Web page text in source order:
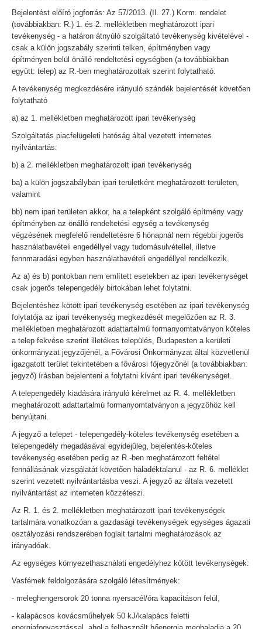
Bejelentést előíró jogforrás: Az 57/2013. (II. 27.) Korm. rendelet
(továbbiakban: R.) 1. és 2. mellékletben meghatározott ipari
tevékenység - a határon átnyúló szolgáltató tevékenység kivételével -
csak a külön jogszabály szerinti telken, építményben vagy
építményen belül önálló rendeltetési egységben (a továbbiakban
együtt: telep) az R.-ben meghatározottak szerint folytatható.
A tevékenység megkezdésére irányuló szándék bejelentését követően
folytatható
a) az 1. mellékletben meghatározott ipari tevékenység
Szolgáltatás piacfelügeleti hatóság által vezetett internetes
nyilvántartás:
b) a 2. mellékletben meghatározott ipari tevékenység
ba) a külön jogszabályban ipari területként meghatározott területen,
valamint
bb) nem ipari területen akkor, ha a telepként szolgáló építmény vagy
építményben az önálló rendeltetési egység a tevékenység
végzésének megfelelő rendeltetésre 6 hónapnál nem régebbi jogerős
használatbavételi engedéllyel vagy tudomásulvétellel, illetve
fennmaradási egyben használatbavételi engedéllyel rendelkezik.
Az a) és b) pontokban nem említett esetekben az ipari tevékenységet
csak jogerős telepengedély birtokában lehet folytatni.
Bejelentéshez kötött ipari tevékenység esetében az ipari tevékenység
folytatója az ipari tevékenység megkezdését megelőzően az R. 3.
mellékletben meghatározott adattartalmú formanyomtatványon köteles
a telep fekvése szerint illetékes település, Budapesten a kerületi
önkormányzat jegyzőjénél, a Fővárosi Önkormányzat által közvetlenül
igazgatott terület tekintetében a fővárosi főjegyzőnél (a továbbiakban:
jegyző) írásban bejelenteni a folytatni kívánt ipari tevékenységet.
A telepengedély kiadására irányuló kérelmet az R. 4. mellékletben
meghatározott adattartalmú formanyomtatványon a jegyzőhöz kell
benyújtani.
A jegyző a telepet - telepengedély-köteles tevékenység esetében a
telepengedély megadásával egyidejűleg, bejelentés-köteles
tevékenység esetében pedig az R.-ben meghatározott feltétel
fennállásának vizsgálatát követően haladéktalanul - az R. 6. melléklet
szerint vezetett nyilvántartásba veszi. A jegyző az általa vezetett
nyilvántartást az interneten közzéteszi.
Az R. 1. és 2. mellékletben meghatározott ipari tevékenységek
tartalmára vonatkozóan a gazdasági tevékenységek egységes ágazati
osztályozási rendszerében foglalt tartalmi meghatározások az
irányadóak.
Az egységes környezethasználati engedélyhez kötött tevékenységek:
Vasfémek feldolgozására szolgáló létesítmények:
- meleghengersorok 20 tonna nyersacél/óra kapacitáson felül,
- kalapácsos kovácsműhelyek 50 kJ/kalapács feletti